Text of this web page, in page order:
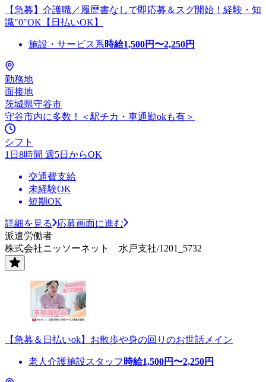
【急募】介護職／履歴書なしで即応募＆スグ開始！経験・知
識"0"OK【日払いOK】
施設・サービス系時給1,500円〜2,250円
勤務地
面接地
茨城県守谷市
守谷市内に多数！＜駅チカ・車通勤okも有＞
シフト
1日8時間 週5日からOK
交通費支給
未経験OK
短期OK
詳細を見る
応募画面に進む
派遣労働者
株式会社ニッソーネット 水戸支社/1201_5732
【急募＆日払いok】お散歩や身の回りのお世話メイン
老人介護施設スタッフ 時給1,500円〜2,250円